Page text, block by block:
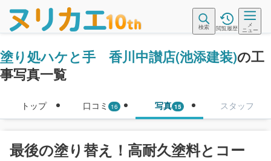
検索 閲覧履歴
メ
ニュー
塗り処ハケと手 香川中讃店(池添建装)の工
事写真一覧
トップ 口コミ 16 写真 15 スタッフ
最後の塗り替え！高耐久塗料とコー